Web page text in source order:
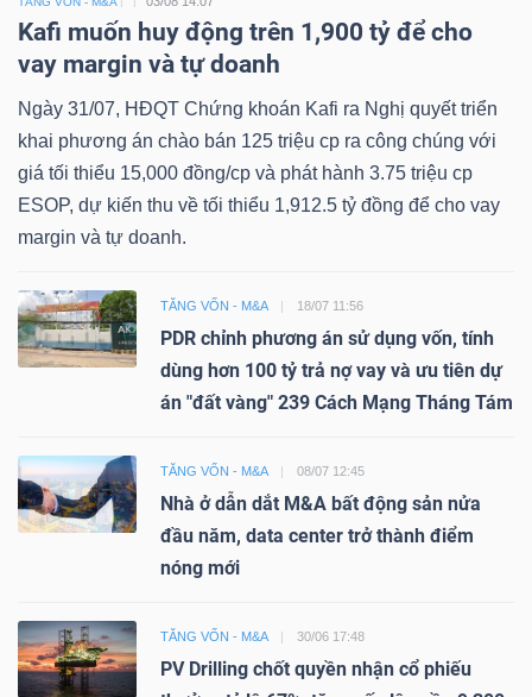
Kafi muốn huy động trên 1,900 tỷ để cho
vay margin và tự doanh
Ngày 31/07, HĐQT Chứng khoán Kafi ra Nghị quyết triển
khai phương án chào bán 125 triệu cp ra công chúng với
giá tối thiểu 15,000 đồng/cp và phát hành 3.75 triệu cp
ESOP, dự kiến thu về tối thiểu 1,912.5 tỷ đồng để cho vay
margin và tự doanh.
TĂNG VỐN - M&A 18/07 11:56
PDR chỉnh phương án sử dụng vốn, tính
dùng hơn 100 tỷ trả nợ vay và ưu tiên dự
án "đất vàng" 239 Cách Mạng Tháng Tám
TĂNG VỐN - M&A 08/07 12:45
Nhà ở dẫn dắt M&A bất động sản nửa
đầu năm, data center trở thành điểm
nóng mới
TĂNG VỐN - M&A 30/06 17:48
PV Drilling chốt quyền nhận cổ phiếu